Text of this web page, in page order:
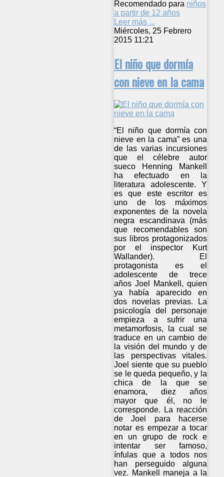
Recomendado para niños
a partir de 12 años
Leer más ...
Miércoles, 25 Febrero
2015 11:21
El niño que dormía
con nieve en la cama
“El niño que dormía con
nieve en la cama” es una
de las varias incursiones
que el célebre autor
sueco Henning Mankell
ha efectuado en la
literatura adolescente. Y
es que este escritor es
uno de los máximos
exponentes de la novela
negra escandinava (más
que recomendables son
sus libros protagonizados
por el inspector Kurt
Wallander). El
protagonista es el
adolescente de trece
años Joel Mankell, quien
ya había aparecido en
dos novelas previas. La
psicología del personaje
empieza a sufrir una
metamorfosis, la cual se
traduce en un cambio de
la visión del mundo y de
las perspectivas vitales.
Joel siente que su pueblo
se le queda pequeño, y la
chica de la que se
enamora, diez años
mayor que él, no le
corresponde. La reacción
de Joel para hacerse
notar es empezar a tocar
en un grupo de rock e
intentar ser famoso,
ínfulas que a todos nos
han perseguido alguna
vez. Mankell maneja a la